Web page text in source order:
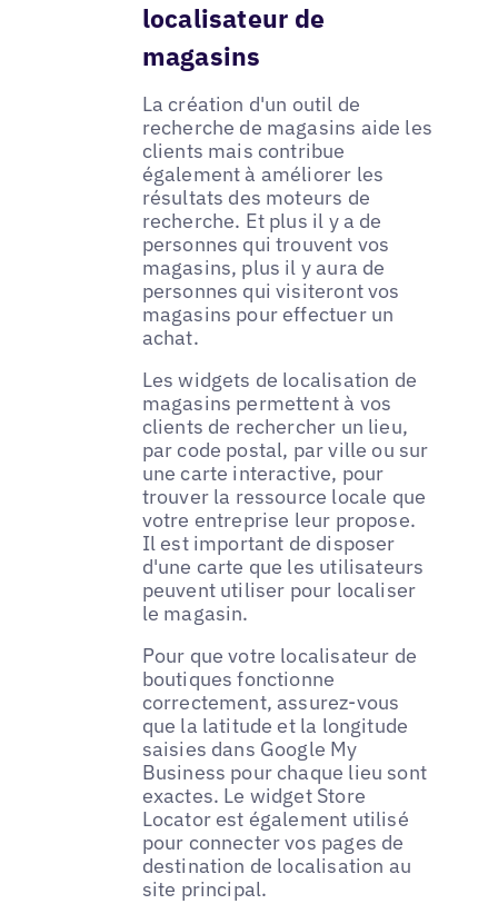
localisateur de
magasins
La création d'un outil de
recherche de magasins aide les
clients mais contribue
également à améliorer les
résultats des moteurs de
recherche. Et plus il y a de
personnes qui trouvent vos
magasins, plus il y aura de
personnes qui visiteront vos
magasins pour effectuer un
achat.
Les widgets de localisation de
magasins permettent à vos
clients de rechercher un lieu,
par code postal, par ville ou sur
une carte interactive, pour
trouver la ressource locale que
votre entreprise leur propose.
Il est important de disposer
d'une carte que les utilisateurs
peuvent utiliser pour localiser
le magasin.
Pour que votre localisateur de
boutiques fonctionne
correctement, assurez-vous
que la latitude et la longitude
saisies dans Google My
Business pour chaque lieu sont
exactes. Le widget Store
Locator est également utilisé
pour connecter vos pages de
destination de localisation au
site principal.